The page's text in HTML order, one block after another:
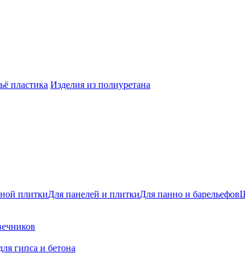
пластика Изделия из полиуретана
плиткиДля панелей и плиткиДля панно и барельефов
гипса и бетона